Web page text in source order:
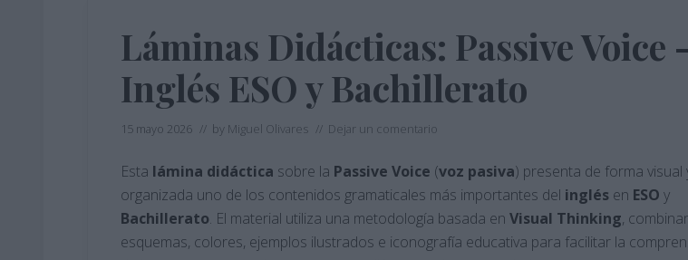
Láminas Didácticas: Passive Voice
Inglés ESO y Bachillerato
15 mayo 2026 // by Miguel Olivares // Dejar un comentario
Esta lámina didáctica sobre la Passive Voice (voz pasiva) presenta de forma visual
organizada uno de los contenidos gramaticales más importantes del inglés en ESO y
Bachillerato. El material utiliza una metodología basada en Visual Thinking,
esquemas, colores, ejemplos ilustrados e iconografía educativa para facilitar la